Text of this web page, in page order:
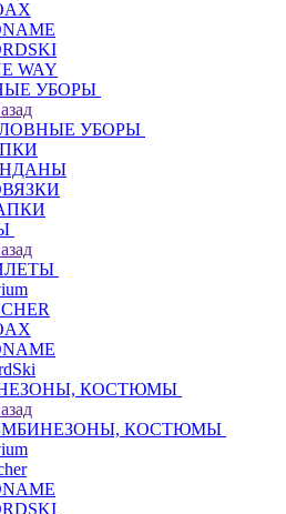
WAY
УБОРЫ
УБОРЫ
КОСТЮМЫ
КОСТЮМЫ